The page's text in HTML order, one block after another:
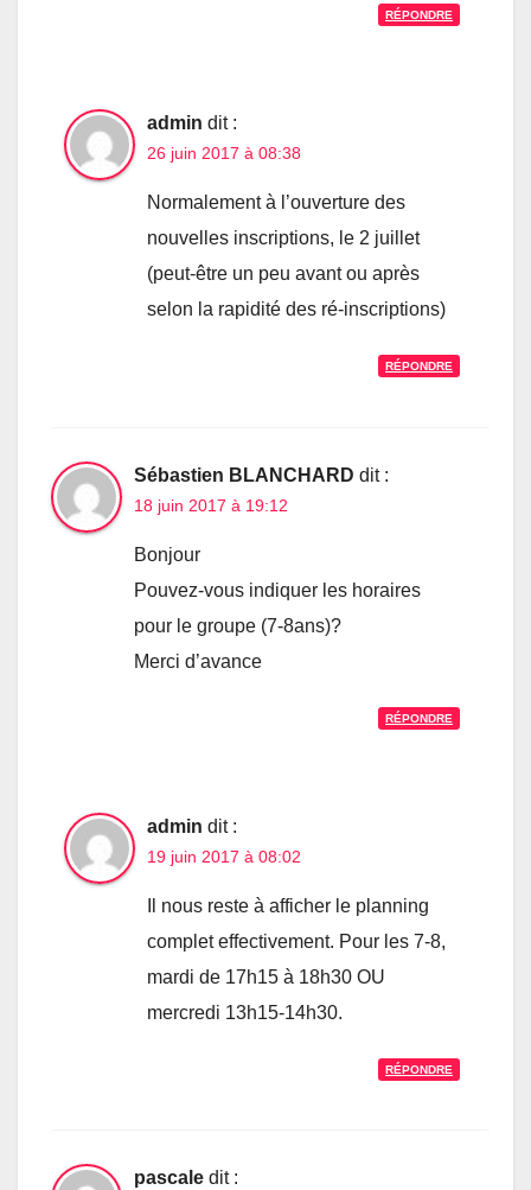
RÉPONDRE
admin dit :
26 juin 2017 à 08:38
Normalement à l’ouverture des
nouvelles inscriptions, le 2 juillet
(peut-être un peu avant ou après
selon la rapidité des ré-inscriptions)
RÉPONDRE
Sébastien BLANCHARD dit :
18 juin 2017 à 19:12
Bonjour
Pouvez-vous indiquer les horaires
pour le groupe (7-8ans)?
Merci d’avance
RÉPONDRE
admin dit :
19 juin 2017 à 08:02
Il nous reste à afficher le planning
complet effectivement. Pour les 7-8,
mardi de 17h15 à 18h30 OU
mercredi 13h15-14h30.
RÉPONDRE
pascale dit :